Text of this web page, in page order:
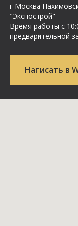
г Москва
"Экспострой"
Время работы с
предварительной
Написать в